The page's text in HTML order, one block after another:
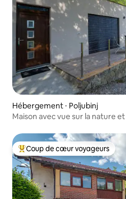
Hébergement ⋅ Poljubinj
Maison avec vue sur la nature
Coups de cœur voyageurs les
Coup de cœur voyageurs